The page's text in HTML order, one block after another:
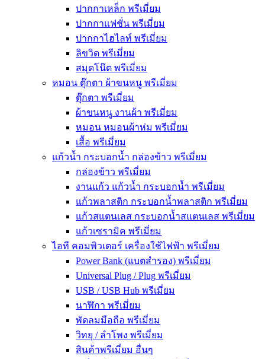
ปากกาเหล็ก พรีเมี่ยม
ปากกาแฟชั่น พรีเมี่ยม
ปากกาไฮไลท์ พรีเมี่ยม
ลิขวิด พรีเมี่ยม
สมุดโน๊ต พรีเมี่ยม
หมอน ตุ๊กตา ผ้าขนหนู พรีเมี่ยม
ตุ๊กตา พรีเมี่ยม
ผ้าขนหนู งานผ้า พรีเมี่ยม
หมอน หมอนผ้าห่ม พรีเมี่ยม
เสื้อ พรีเมี่ยม
แก้วน้ำ กระบอกน้ำ กล่องข้าว พรีเมี่ยม
กล่องข้าว พรีเมี่ยม
งานแก้ว แก้วน้ำ กระบอกน้ำ พรีเมี่ยม
แก้วพลาสติก กระบอกน้ำพลาสติก พรีเมี่ยม
แก้วสแตนเลส กระบอกน้ำสแตนเลส พรีเมี่ยม
แก้วเซรามิค พรีเมี่ยม
ไอที คอมพิวเตอร์ เครื่องใช้ไฟฟ้า พรีเมี่ยม
Power Bank (แบตสำรอง) พรีเมี่ยม
Universal Plug / Plug พรีเมี่ยม
USB / USB Hub พรีเมี่ยม
นาฬิกา พรีเมี่ยม
พัดลมมือถือ พรีเมี่ยม
วิทยุ / ลำโพง พรีเมี่ยม
สินค้าพรีเมี่ยม อื่นๆ